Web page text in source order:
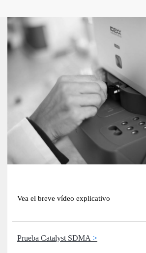
Vea el breve vídeo explicativo
Prueba Catalyst SDMA